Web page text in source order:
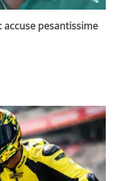
accuse pesantissime